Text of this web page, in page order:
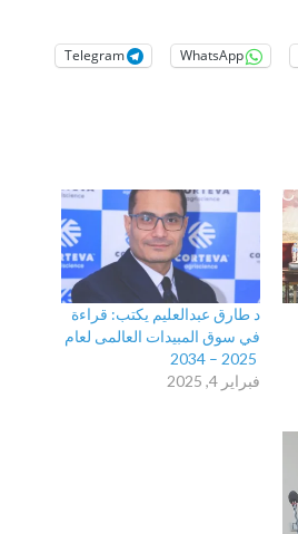
WhatsApp
Telegram
د طارق عبدالعليم يكتب: قراءة
في سوق المبيدات العالمى لعام
فبراير 4, 2025